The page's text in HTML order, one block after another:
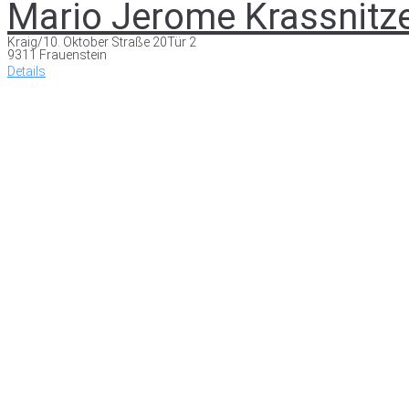
Mario Jerome
Kraig/10. Oktober Straße 20Tür 2
9311 Frauenstein
Details